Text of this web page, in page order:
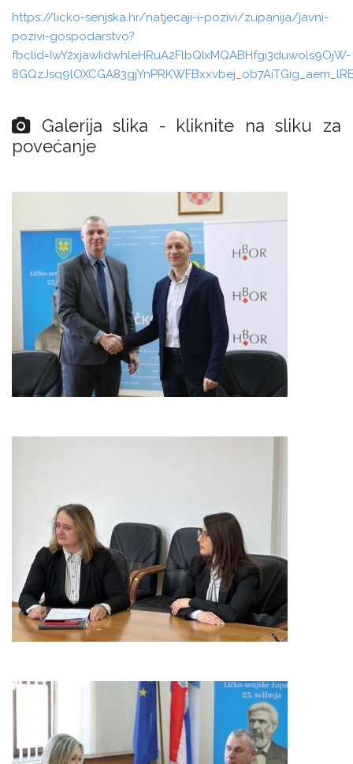
https://licko-senjska.hr/natjecaji-i-pozivi/zupanija/javni-
pozivi-gospodarstvo?
fbclid=IwY2xjawIidwhleHRuA2FlbQIxMQABHfgi3duwols9OjW-
Galerija slika - kliknite na sliku za
povećanje